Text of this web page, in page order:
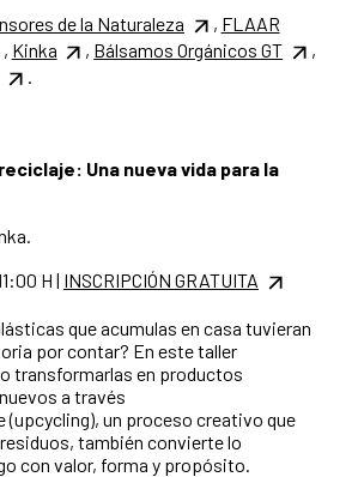
de la Naturaleza , FLAAR
, Kinka , Bálsamos Orgánicos GT
,
.
Una nueva vida para la
H | INSCRIPCIÓN GRATUITA
que acumulas en casa tuvieran
por contar? En este taller
transformarlas en productos
a través
(upcycling), un proceso creativo que
también convierte lo
con valor, forma y propósito.